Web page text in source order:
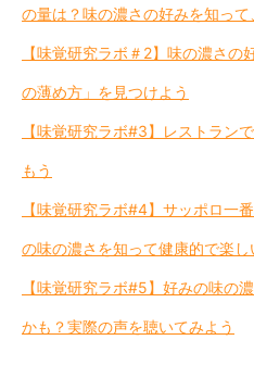
の量は？味の濃さの好みを知っ
【味覚研究ラボ＃2】味の濃さ
の薄め方」を見つけよう
【味覚研究ラボ#3】レストラン
もう
【味覚研究ラボ#4】サッポロ一
の味の濃さを知って健康的で楽し
【味覚研究ラボ#5】好みの味の
かも？実際の声を聴いてみよう